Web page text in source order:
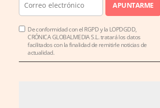
APUNTARME
De conformidad con el RGPD y la LOPDGDD,
CRÓNICA GLOBALMEDIA S.L. tratará los datos
facilitados con la finalidad de remitirle noticias de
actualidad.